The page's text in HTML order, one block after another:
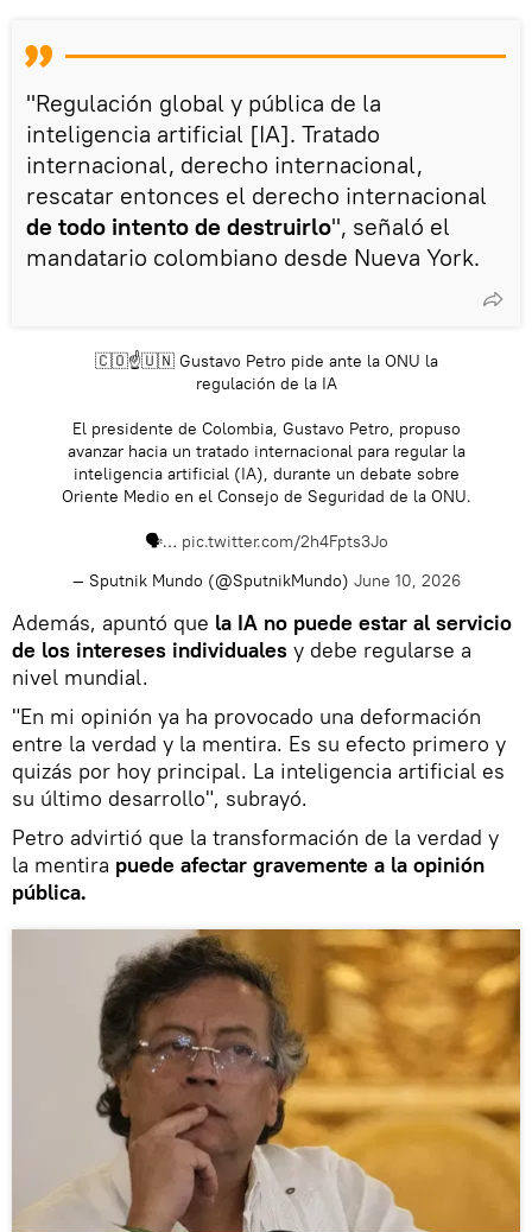
"Regulación global y pública de la
inteligencia artificial [IA]. Tratado
internacional, derecho internacional,
rescatar entonces el derecho internacional
de todo intento de destruirlo", señaló el
mandatario colombiano desde Nueva York.
🇨🇴☝️🇺🇳 Gustavo Petro pide ante la ONU la
regulación de la IA
El presidente de Colombia, Gustavo Petro, propuso
avanzar hacia un tratado internacional para regular la
inteligencia artificial (IA), durante un debate sobre
Oriente Medio en el Consejo de Seguridad de la ONU.
🗣… pic.twitter.com/2h4Fpts3Jo
— Sputnik Mundo (@SputnikMundo) June 10, 2026
Además, apuntó que la IA no puede estar al servicio
de los intereses individuales y debe regularse a
nivel mundial.
"En mi opinión ya ha provocado una deformación
entre la verdad y la mentira. Es su efecto primero y
quizás por hoy principal. La inteligencia artificial es
su último desarrollo", subrayó.
Petro advirtió que la transformación de la verdad y
la mentira puede afectar gravemente a la opinión
pública.